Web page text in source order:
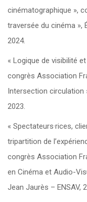
cinématographique »,
traversée du cinéma »,
2024.
« Logique de visibilité
congrès Association
Intersection circulation
2023.
« Spectateurs·rices,
tripartition de
congrès Association
en Cinéma et Audio-
Jean Jaurès – ENSAV,